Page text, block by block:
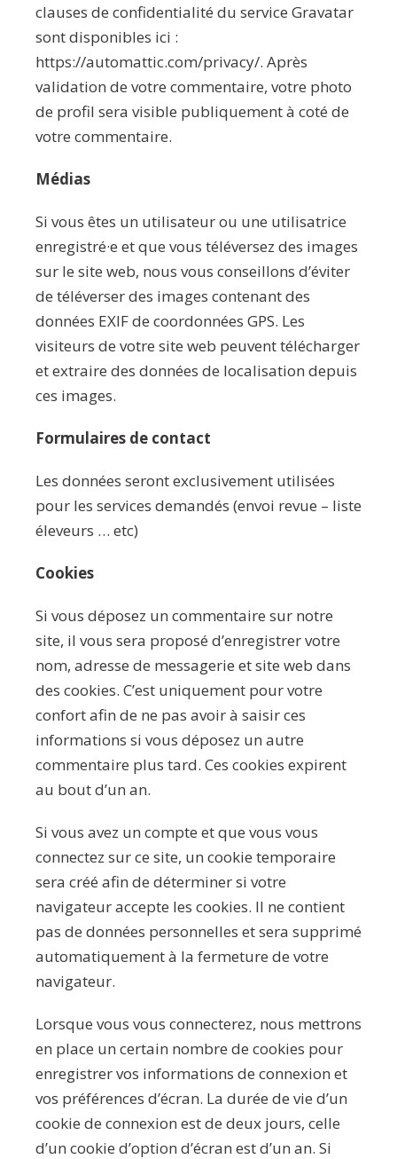
clauses de confidentialité du service Gravatar
sont disponibles ici :
https://automattic.com/privacy/. Après
validation de votre commentaire, votre photo
de profil sera visible publiquement à coté de
votre commentaire.
Médias
Si vous êtes un utilisateur ou une utilisatrice
enregistré·e et que vous téléversez des images
sur le site web, nous vous conseillons d’éviter
de téléverser des images contenant des
données EXIF de coordonnées GPS. Les
visiteurs de votre site web peuvent télécharger
et extraire des données de localisation depuis
ces images.
Formulaires de contact
Les données seront exclusivement utilisées
pour les services demandés (envoi revue – liste
éleveurs … etc)
Cookies
Si vous déposez un commentaire sur notre
site, il vous sera proposé d’enregistrer votre
nom, adresse de messagerie et site web dans
des cookies. C’est uniquement pour votre
confort afin de ne pas avoir à saisir ces
informations si vous déposez un autre
commentaire plus tard. Ces cookies expirent
au bout d’un an.
Si vous avez un compte et que vous vous
connectez sur ce site, un cookie temporaire
sera créé afin de déterminer si votre
navigateur accepte les cookies. Il ne contient
pas de données personnelles et sera supprimé
automatiquement à la fermeture de votre
navigateur.
Lorsque vous vous connecterez, nous mettrons
en place un certain nombre de cookies pour
enregistrer vos informations de connexion et
vos préférences d’écran. La durée de vie d’un
cookie de connexion est de deux jours, celle
d’un cookie d’option d’écran est d’un an. Si